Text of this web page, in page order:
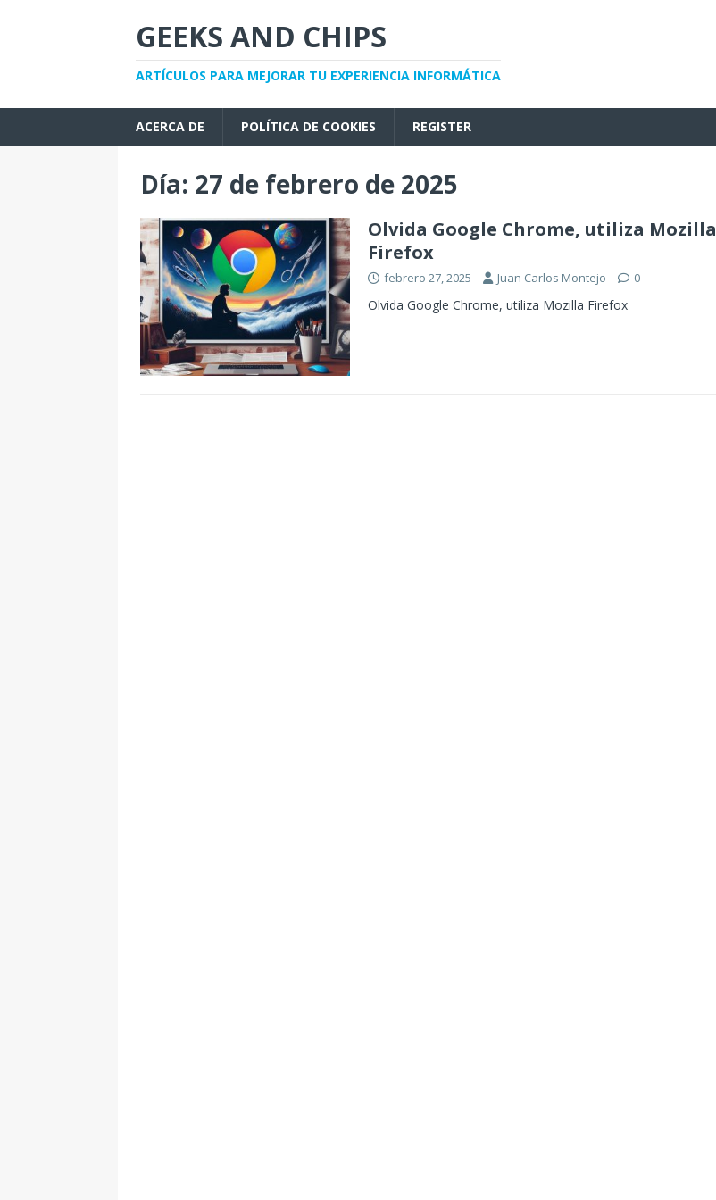
GEEKS AND CHIPS
ARTÍCULOS PARA MEJORAR TU EXPERIENCIA INFORMÁTICA
ACERCA DE POLÍTICA DE COOKIES REGISTER
Día: 27 de febrero de 2025
Olvida Google Chrome, utiliza Mozilla
Firefox
febrero 27, 2025 Juan Carlos Montejo 0
Olvida Google Chrome, utiliza Mozilla Firefox